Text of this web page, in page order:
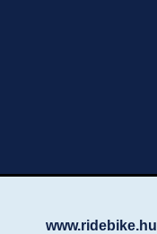
www.ridebike.hu